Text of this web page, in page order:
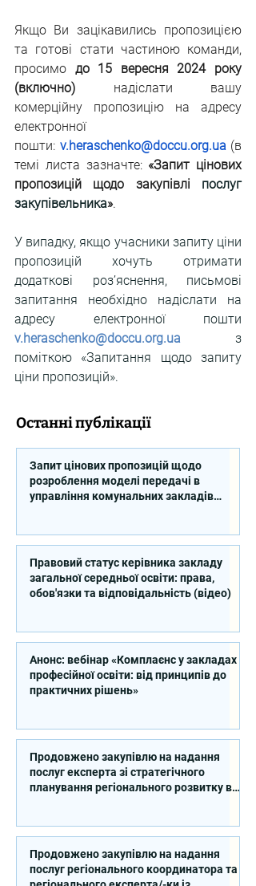
Якщо Ви зацікавились пропозицією
та готові стати частиною команди,
просимо до 15 вересня 2024 року
(включно) надіслати вашу
комерційну пропозицію на адресу
електронної
пошти: v.heraschenko@doccu.org.ua (в
темі листа зазначте: «Запит цінових
пропозицій щодо закупівлі послуг
закупівельника».
У випадку, якщо учасники запиту ціни
пропозицій хочуть отримати
додаткові роз’яснення, письмові
запитання необхідно надіслати на
v.heraschenko@doccu.org.ua з
поміткою «Запитання щодо запиту
ціни пропозицій».
Останні публікації
Запит цінових пропозицій щодо
розроблення моделі передачі в
управління комунальних закладів
Правовий статус керівника закладу
загальної середньої освіти: права,
обов'язки та відповідальність (відео)
Анонс: вебінар «Комплаєнс у закладах
професійної освіти: від принципів до
практичних рішень»
Продовжено закупівлю на надання
послуг експерта зі стратегічного
планування регіонального розвитку в
Продовжено закупівлю на надання
послуг регіонального координатора та